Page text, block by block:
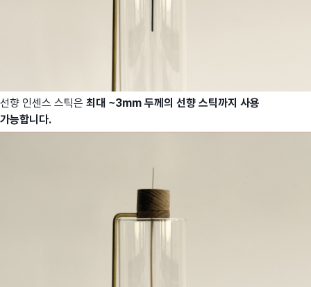
선향 인센스 스틱은 최대 ~3mm 두께의 선향 스틱까지 사용
가능합니다.